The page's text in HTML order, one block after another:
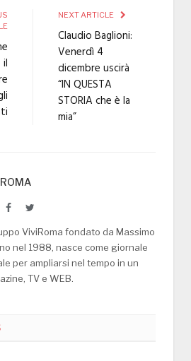
NEXT ARTICLE
Claudio Baglioni:
Venerdì 4
dicembre uscirà
“IN QUESTA
STORIA che è la
mia”
FacebookTwitter
ViviRoma fondato da Massimo
nel 1988, nasce come giornale
per ampliarsi nel tempo in un
TV e WEB.